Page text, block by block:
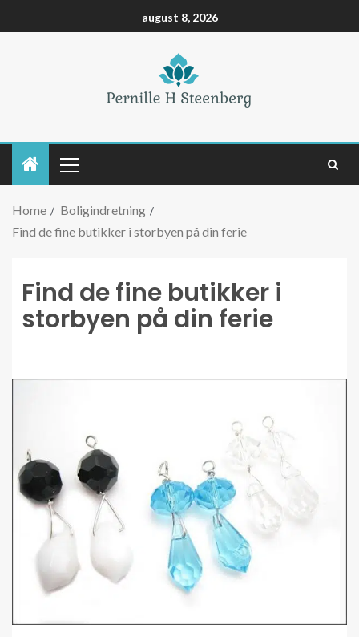
august 8, 2026
Home
Boligindretning
Find de fine butikker i storbyen på din ferie
Find de fine butikker i
storbyen på din ferie